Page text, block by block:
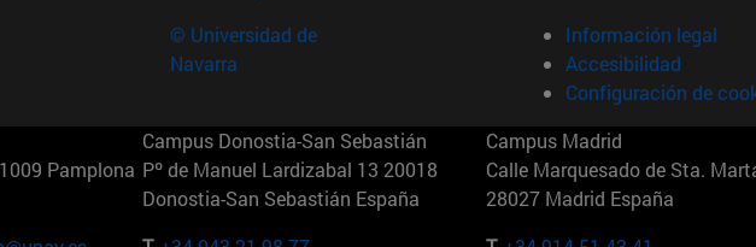
© Universidad de
Navarra
Información legal
Accesibilidad
Configuración de
Pamplona
Campus Donostia-San Sebastián
Pº de Manuel Lardizabal 13 20018
Donostia-San Sebastián España
Campus Madrid
Calle Marquesado de Sta.
28027 Madrid España